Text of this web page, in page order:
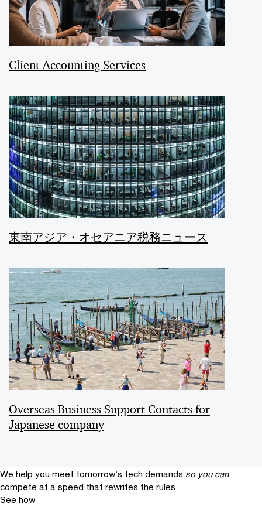
Client Accounting Services
東南アジア・オセアニア税務ニュース
Overseas Business Support Contacts for
Japanese company
We help you meet tomorrow’s tech demands so you can
compete at a speed that rewrites the rules
See how